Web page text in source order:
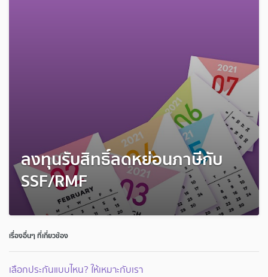
ลงทุนรับสิทธิ์ลดหย่อนภาษีกับ
SSF/RMF
เรื่องอื่นๆ ที่เกี่ยวข้อง
เลือกประกันแบบไหน? ให้เหมาะกับเรา